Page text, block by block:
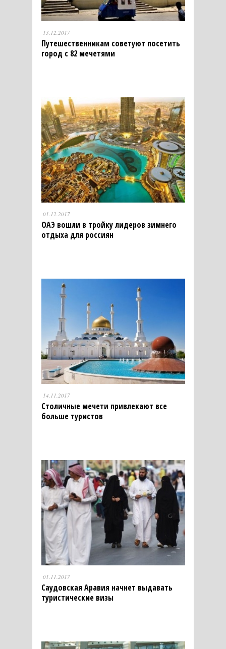
13.12.2017
Путешественникам советуют посетить
город с 82 мечетями
01.12.2017
ОАЭ вошли в тройку лидеров зимнего
отдыха для россиян
14.11.2017
Столичные мечети привлекают все
больше туристов
01.11.2017
Саудовская Аравия начнет выдавать
туристические визы